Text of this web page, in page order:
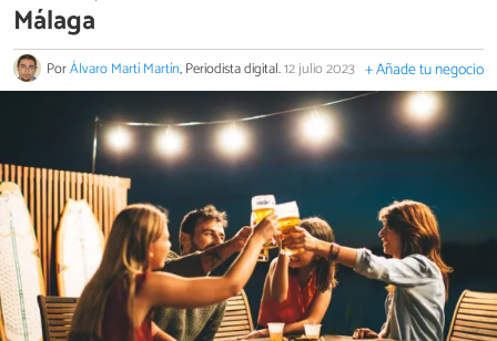
Málaga
PorÁlvaro Martí Martín, Periodista digital.12 julio 2023 + Añade tu negocio